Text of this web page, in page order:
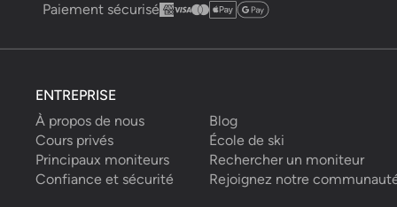
Paiement sécurisé
ENTREPRISE
À propos de nous
Blog
Cours privés
École de ski
Principaux moniteurs
Rechercher un moniteur
Confiance et sécurité
Rejoignez notre